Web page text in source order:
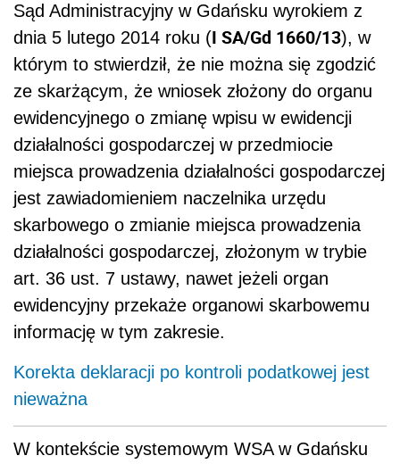
Sąd Administracyjny w Gdańsku wyrokiem z
dnia 5 lutego 2014 roku (I SA/Gd 1660/13), w
którym to stwierdził, że nie można się zgodzić
ze skarżącym, że wniosek złożony do organu
ewidencyjnego o zmianę wpisu w ewidencji
działalności gospodarczej w przedmiocie
miejsca prowadzenia działalności gospodarczej
jest zawiadomieniem naczelnika urzędu
skarbowego o zmianie miejsca prowadzenia
działalności gospodarczej, złożonym w trybie
art. 36 ust. 7 ustawy, nawet jeżeli organ
ewidencyjny przekaże organowi skarbowemu
informację w tym zakresie.
Korekta deklaracji po kontroli podatkowej jest
nieważna
W kontekście systemowym WSA w Gdańsku